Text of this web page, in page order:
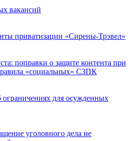
вакансий
приватизации «Сирены-Трэвел»
поправки о защите контента при
«социальных» СЗПК
для осужденных
уголовного дела не